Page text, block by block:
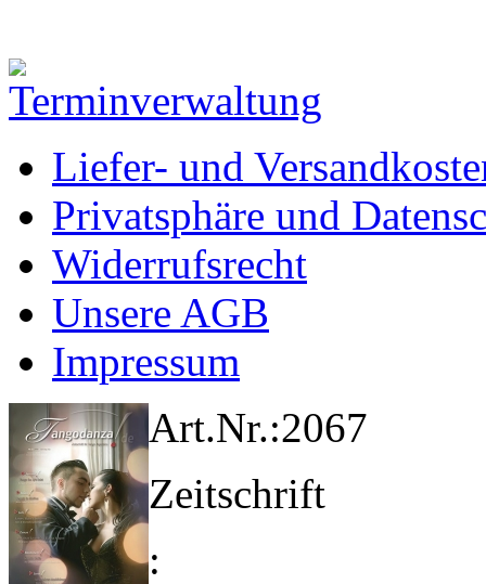
Liefer- und
Privatsphäre und
Widerrufsrecht
Unsere AGB
Impressum
Art.Nr.:2067
Zeitschrift
: